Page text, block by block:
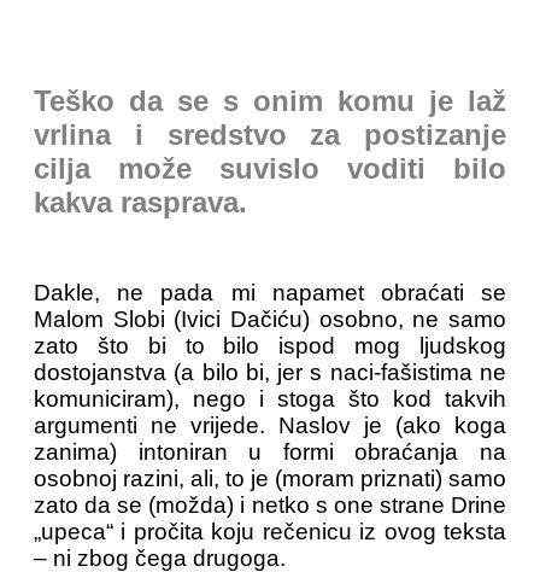
Teško da se s onim komu je laž
vrlina i sredstvo za postizanje
cilja može suvislo voditi bilo
kakva rasprava.
Dakle, ne pada mi napamet obraćati se
Malom Slobi (Ivici Dačiću) osobno, ne samo
zato što bi to bilo ispod mog ljudskog
dostojanstva (a bilo bi, jer s naci-fašistima ne
komuniciram), nego i stoga što kod takvih
argumenti ne vrijede. Naslov je (ako koga
zanima) intoniran u formi obraćanja na
osobnoj razini, ali, to je (moram priznati) samo
zato da se (možda) i netko s one strane Drine
„upeca“ i pročita koju rečenicu iz ovog teksta
– ni zbog čega drugoga.